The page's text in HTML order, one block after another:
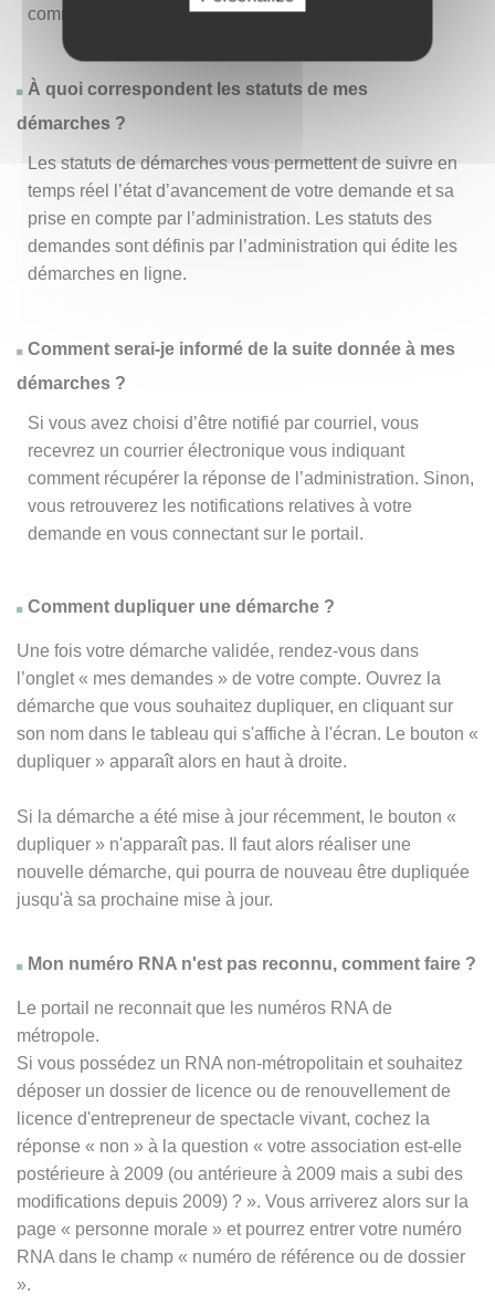
commencer à la remplir en un clic.
À quoi correspondent les statuts de mes
démarches ?
Les statuts de démarches vous permettent de suivre en
temps réel l’état d’avancement de votre demande et sa
prise en compte par l’administration. Les statuts des
demandes sont définis par l’administration qui édite les
démarches en ligne.
Comment serai-je informé de la suite donnée à mes
démarches ?
Si vous avez choisi d’être notifié par courriel, vous
recevrez un courrier électronique vous indiquant
comment récupérer la réponse de l’administration. Sinon,
vous retrouverez les notifications relatives à votre
demande en vous connectant sur le portail.
Comment dupliquer une démarche ?
Une fois votre démarche validée, rendez-vous dans
l’onglet « mes demandes » de votre compte. Ouvrez la
démarche que vous souhaitez dupliquer, en cliquant sur
son nom dans le tableau qui s'affiche à l'écran. Le bouton «
dupliquer » apparaît alors en haut à droite.
Si la démarche a été mise à jour récemment, le bouton «
dupliquer » n'apparaît pas. Il faut alors réaliser une
nouvelle démarche, qui pourra de nouveau être dupliquée
jusqu'à sa prochaine mise à jour.
Mon numéro RNA n'est pas reconnu, comment faire ?
Le portail ne reconnait que les numéros RNA de
métropole.
Si vous possédez un RNA non-métropolitain et souhaitez
déposer un dossier de licence ou de renouvellement de
licence d'entrepreneur de spectacle vivant, cochez la
réponse « non » à la question « votre association est-elle
postérieure à 2009 (ou antérieure à 2009 mais a subi des
modifications depuis 2009) ? ». Vous arriverez alors sur la
page « personne morale » et pourrez entrer votre numéro
RNA dans le champ « numéro de référence ou de dossier
».